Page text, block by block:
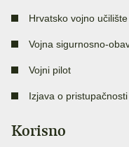
Hrvatsko vojno
Vojna sigurnosno-
Vojni pilot
Izjava o pristupačnosti
Korisno